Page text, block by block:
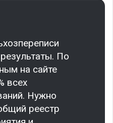
По
на сайте
всех
Нужно
реестр